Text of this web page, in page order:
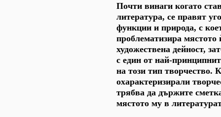
Почти винаги когато
литература, се правят
функции и природа, с
проблематизира мястото
художествена дейност,
с един от най-
на този тип творчество.
охарактеризирали
трябва да държите
мястото му в